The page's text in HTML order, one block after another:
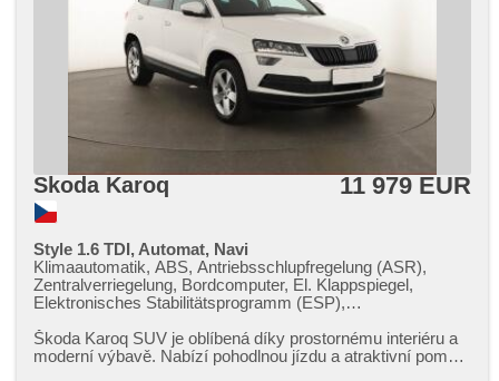
Skoda Karoq 11 979 EUR
Style 1.6 TDI, Automat, Navi
Klimaautomatik, ABS, Antriebsschlupfregelung (ASR),
Zentralverriegelung, Bordcomputer, El. Klappspiegel,
Elektronisches Stabilitätsprogramm (ESP),
starten per Taste, Reifendrucksensor, USB, beheizte
Lenkrad, El. Spiegel, Servolenkung, El. Seitenscheiben,
Škoda Karoq SUV je oblíbená díky prostornému interiéru a
moderní výbavě. Nabízí pohodlnou jízdu a atraktivní poměr